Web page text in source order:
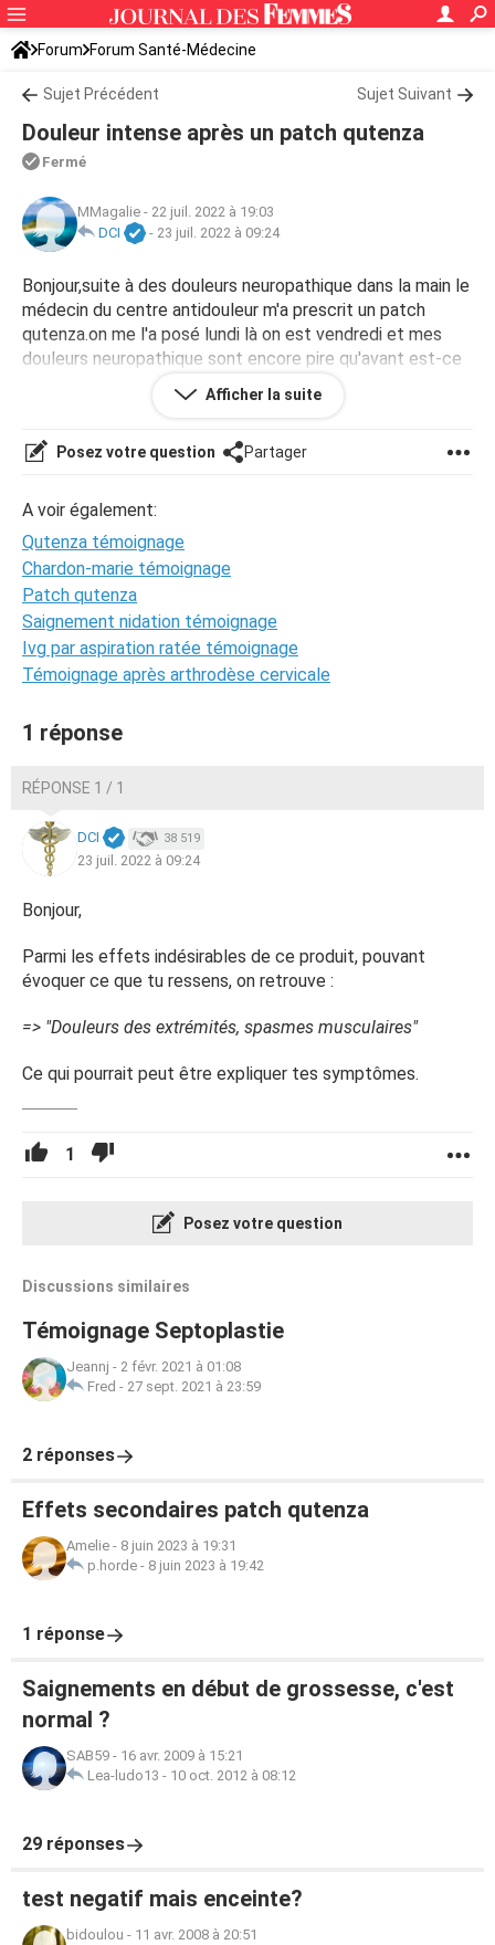
Forum Forum Santé-Médecine
Symptômes et maladies courantes Maladies neurologiques
Sujet Précédent Sujet Suivant
Douleur intense après un patch qutenza
Fermé
MMagalie - 22 juil. 2022 à 19:03
DCI
- 23 juil. 2022 à 09:24
Bonjour,suite à des douleurs neuropathique dans la main le
médecin du centre antidouleur m'a prescrit un patch
qutenza.on me l'a posé lundi là on est vendredi et mes
douleurs neuropathique sont encore pire qu'avant est-ce
normal merci pour vos réponses
Afficher la suite
Posez votre question Partager
A voir également:
Qutenza témoignage
Chardon-marie témoignage
Patch qutenza
Saignement nidation témoignage
Ivg par aspiration ratée témoignage
Témoignage après arthrodèse cervicale
1 réponse
RÉPONSE 1 / 1
DCI 38 519
23 juil. 2022 à 09:24
Bonjour,
Parmi les effets indésirables de ce produit, pouvant
évoquer ce que tu ressens, on retrouve :
=> "Douleurs des extrémités, spasmes musculaires"
Ce qui pourrait peut être expliquer tes symptômes.
1
Posez votre question
Discussions similaires
Témoignage Septoplastie
Jeannj - 2 févr. 2021 à 01:08
Fred - 27 sept. 2021 à 23:59
2 réponses
Effets secondaires patch qutenza
Amelie - 8 juin 2023 à 19:31
p.horde - 8 juin 2023 à 19:42
1 réponse
Saignements en début de grossesse, c'est
normal ?
SAB59 - 16 avr. 2009 à 15:21
Lea-ludo13 - 10 oct. 2012 à 08:12
29 réponses
test negatif mais enceinte?
bidoulou - 11 avr. 2008 à 20:51